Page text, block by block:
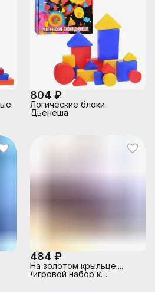
804 ₽
Логические блоки
Дьенеша
484 ₽
На золотом крыльце....
(игровой набор к